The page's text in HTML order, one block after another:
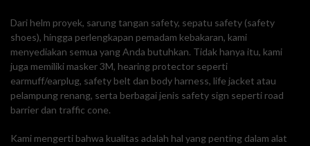
Dari helm proyek, sarung tangan safety, sepatu safety (safety
shoes), hingga perlengkapan pemadam kebakaran, kami
menyediakan semua yang Anda butuhkan. Tidak hanya itu, kami
juga memiliki masker 3M, hearing protector seperti
earmuff/earplug, safety belt dan body harness, life jacket atau
pelampung renang, serta berbagai jenis safety sign seperti road
barrier dan traffic cone.
Kami mengerti bahwa kualitas adalah hal yang penting dalam alat